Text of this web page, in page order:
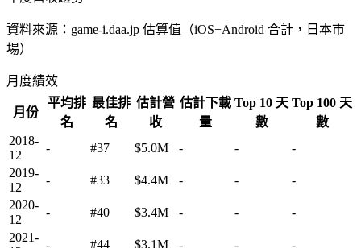
資料來源：game-i.daa.jp 估算值（iOS+Android 合計，日本市
場）
月度績效
月份
平均排
名
最佳排
名
估計營
收
估計下載
量
Top 10 天
數
Top 100 天
數
2018-
12
- #37 $5.0M - -
-
2019-
12
- #33 $4.4M - -
-
2020-
12
- #40 $3.4M - -
-
2021-
- #44 $3.1M - -
-